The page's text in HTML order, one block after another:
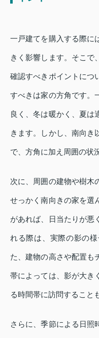
一戸建てを購入する際に
きく影響します。そこで
確認すべきポイントにつ
すべきは家の方角です。
良く、冬は暖かく、夏は
きます。しかし、南向き
で、方角に加え周囲の状
次に、周囲の建物や樹木
せっかく南向きの家を選
があれば、日当たりが悪
れる際は、実際の影の
た、建物の高さや配置も
帯によっては、影が大き
る時間帯に訪問すること
さらに、季節による日照